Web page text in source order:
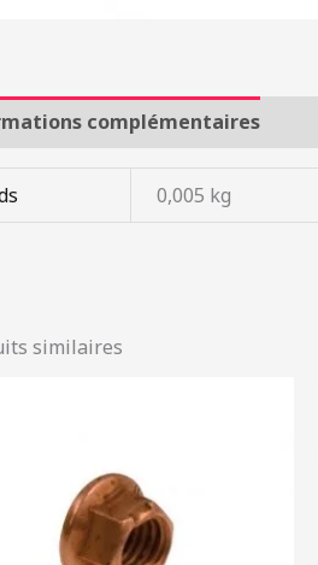
complémentaires
0,005 kg
similaires